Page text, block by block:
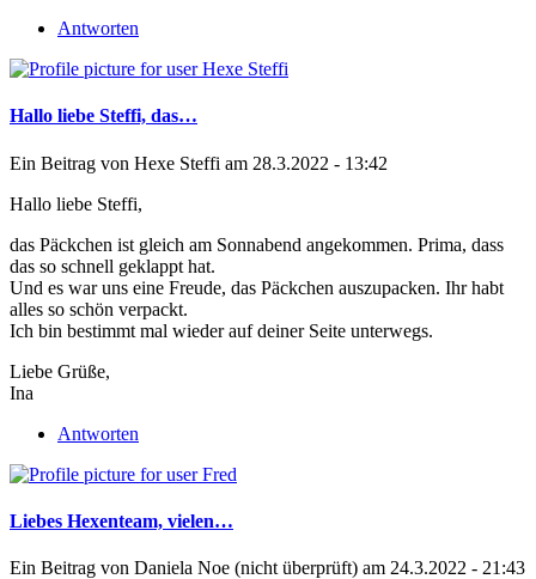
Antworten
Hallo liebe Steffi, das…
Ein Beitrag von Hexe Steffi am 28.3.2022 - 13:42
Hallo liebe Steffi,
das Päckchen ist gleich am Sonnabend angekommen. Prima, dass
das so schnell geklappt hat.
Und es war uns eine Freude, das Päckchen auszupacken. Ihr habt
alles so schön verpackt.
Ich bin bestimmt mal wieder auf deiner Seite unterwegs.
Liebe Grüße,
Ina
Antworten
Liebes Hexenteam, vielen…
Ein Beitrag von Daniela Noe (nicht überprüft) am 24.3.2022 - 21:43